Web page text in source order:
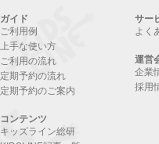
ガイド
ご利用例
上手な使い方
ご利用の流れ
定期予約の流れ
定期予約のご案内
コンテンツ
キッズライン総研
サー
よく
運営
企業
採用